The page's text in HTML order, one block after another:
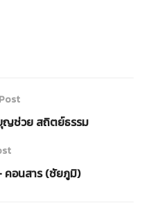
ญช่วย สถิตย์ธรรม
คอนสาร (ชัยภูมิ)